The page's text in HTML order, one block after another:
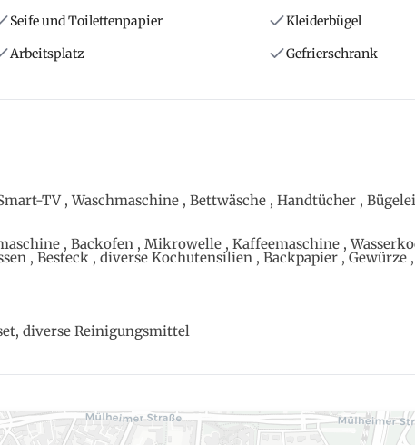
Seife und Toilettenpapier
Kleiderbügel
Arbeitsplatz Gefrierschrank
TV , Waschmaschine , Bettwäsche , Handtücher ,
, Backofen , Mikrowelle , Kaffeemaschine ,
, Besteck , diverse Kochutensilien , Backpapier , Gewürze
diverse Reinigungsmittel